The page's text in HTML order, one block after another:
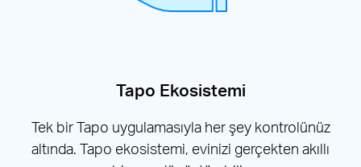
Tapo Ekosistemi
Tek bir Tapo uygulamasıyla her şey kontrolünüz
altında. Tapo ekosistemi, evinizi gerçekten akıllı